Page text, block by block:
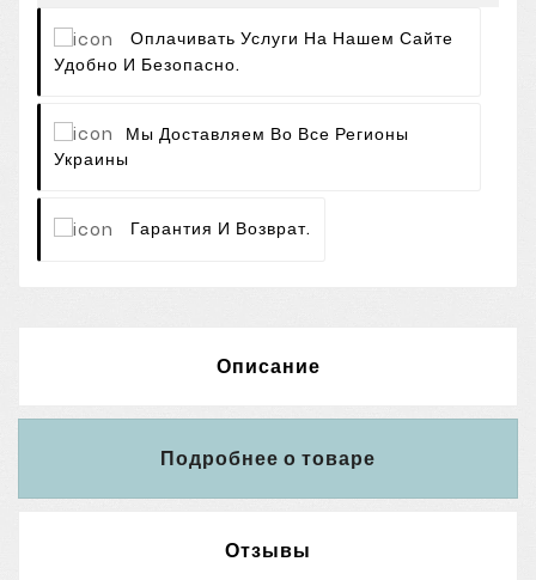
Оплачивать Услуги На Нашем Сайте
Удобно И Безопасно.
Мы Доставляем Во Все Регионы
Украины
Гарантия И Возврат.
Описание
Подробнее о товаре
Отзывы